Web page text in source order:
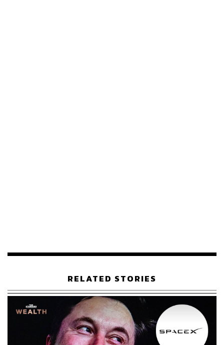
โดยอุปกรณ์น้ำหนักเบาที่เน้นสุขภาพ ผนวกกับบริการโค้ชชิ่ง
บริษัทในทศวรรษหน้า หาก Apple ยอมหลุดออกจากความ
ระมัดระวังเกินไปและกล้าเสี่ยง
ปัญหาภายใน ทั้งซอฟต์แวร์และผู้บริหารแยกย้าย
RELATED STORIES